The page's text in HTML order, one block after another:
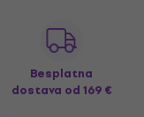
Besplatna
dostava od 169 €